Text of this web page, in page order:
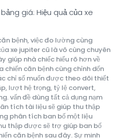
giá: Hiệu quả của xe
bệnh, việc đo lường cùng
xe jupiter cũ là vô cùng chuyên
giúp nhà chiếc hiểu rõ hơn về
căn bệnh cùng chỉnh dốn
chỉ số muốn được theo dõi thiết
lượt hệ trọng, tỷ lệ convert,
vấn đề dùng tất cả dụng nạm
tích tài liệu sẽ giúp thu thập
phân tích ban bố một liệu
thập được sẽ trợ giúp ban bố
căn bệnh sau đây. Sự minh